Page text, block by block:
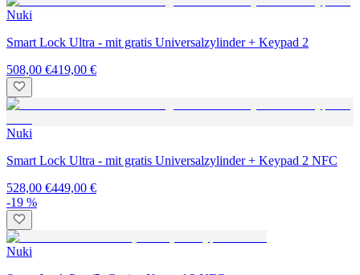
Nuki
Smart Lock Ultra - mit gratis Universalzylinder + Keypad 2
508,00 €419,00 €
Nuki
Smart Lock Ultra - mit gratis Universalzylinder + Keypad 2 NFC
528,00 €449,00 €
-19 %
Nuki